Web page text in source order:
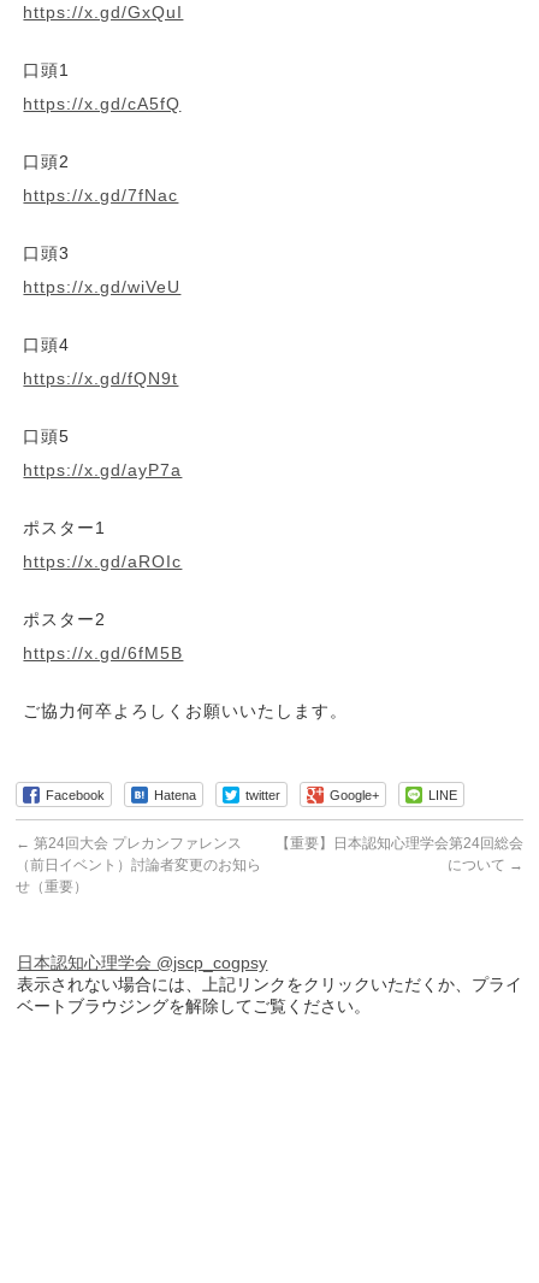
https://x.gd/GxQuI
口頭1
https://x.gd/cA5fQ
口頭2
https://x.gd/7fNac
口頭3
https://x.gd/wiVeU
口頭4
https://x.gd/fQN9t
口頭5
https://x.gd/ayP7a
ポスター1
https://x.gd/aROIc
ポスター2
https://x.gd/6fM5B
ご協力何卒よろしくお願いいたします。
Facebook Hatena twitter Google+ LINE
← 第24回大会 プレカンファレンス
（前日イベント）討論者変更のお知ら
せ（重要）
【重要】日本認知心理学会第24回総会
について →
日本認知心理学会 @jscp_cogpsy
表示されない場合には、上記リンクをクリックいただくか、プライ
ベートブラウジングを解除してご覧ください。